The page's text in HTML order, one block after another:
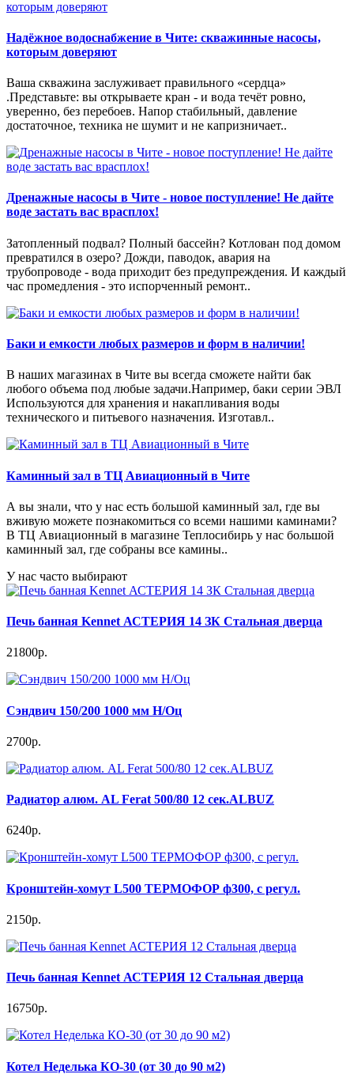
Надёжное водоснабжение в Чите: скважинные насосы,
которым доверяют
Ваша скважина заслуживает правильного «сердца»
.Представьте: вы открываете кран - и вода течёт ровно,
уверенно, без перебоев. Напор стабильный, давление
достаточное, техника не шумит и не капризничает..
Дренажные насосы в Чите - новое поступление! Не дайте
воде застать вас врасплох!
Затопленный подвал? Полный бассейн? Котлован под домом
превратился в озеро? Дожди, паводок, авария на
трубопроводе - вода приходит без предупреждения. И каждый
час промедления - это испорченный ремонт..
Баки и емкости любых размеров и форм в наличии!
В наших магазинах в Чите вы всегда сможете найти бак
любого объема под любые задачи.Например, баки серии ЭВЛ
Используются для хранения и накапливания воды
технического и питьевого назначения. Изготавл..
Каминный зал в ТЦ Авиационный в Чите
А вы знали, что у нас есть большой каминный зал, где вы
вживую можете познакомиться со всеми нашими каминами?
В ТЦ Авиационный в магазине Теплосибирь у нас большой
каминный зал, где собраны все камины..
У нас часто выбирают
Печь банная Kennet АСТЕРИЯ 14 ЗК Стальная дверца
21800р.
Сэндвич 150/200 1000 мм Н/Оц
2700р.
Радиатор алюм. AL Ferat 500/80 12 сек.ALBUZ
6240р.
Кронштейн-хомут L500 ТЕРМОФОР ф300, с регул.
2150р.
Печь банная Kennet АСТЕРИЯ 12 Стальная дверца
16750р.
Котел Неделька КО-30 (от 30 до 90 м2)